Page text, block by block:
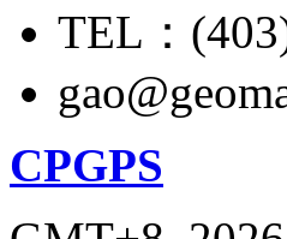
TEL：
CPGPS